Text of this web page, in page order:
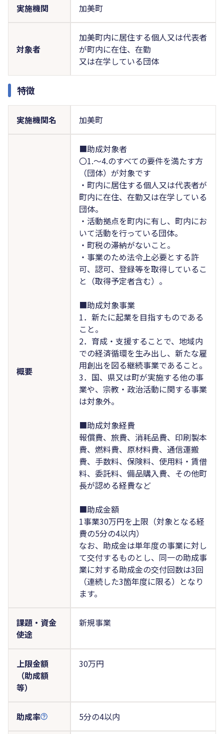
実施機関 加美町
対象者
加美町内に居住する個人又は代表者
が町内に在住、在勤
又は在学している団体
特徴
実施機関名 加美町
概要
■助成対象者
〇1.～4.のすべての要件を満たす方
（団体）が対象です
・町内に居住する個人又は代表者が
町内に在住、在勤又は在学している
団体。
・活動拠点を町内に有し、町内にお
いて活動を行っている団体。
・町税の滞納がないこと。
・事業のため法令上必要とする許
可、認可、登録等を取得しているこ
と（取得予定者含む）。
■助成対象事業
1．新たに起業を目指すものである
こと。
2．育成・支援することで、地域内
での経済循環を生み出し、新たな雇
用創出を図る継続事業であること。
3．国、県又は町が実施する他の事
業や、宗教・政治活動に関する事業
は対象外。
■助成対象経費
報償費、旅費、消耗品費、印刷製本
費、燃料費、原材料費、通信運搬
費、手数料、保険料、使用料・賃借
料、委託料、備品購入費、その他町
長が認める経費など
■助成金額
1事業30万円を上限（対象となる経
費の5分の4以内）
なお、助成金は単年度の事業に対し
て交付するものとし、同一の助成事
業に対する助成金の交付回数は3回
（連続した3箇年度に限る）となり
ます。
課題・資金
使途
新規事業
上限金額
（助成額
等）
30万円
助成率 5分の4以内